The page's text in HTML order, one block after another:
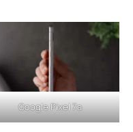
Google Pixel 7a